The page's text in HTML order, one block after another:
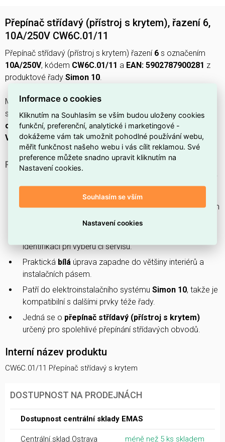
Přepínač střídavý (přístroj s krytem), řazení 6,
10A/250V CW6C.01/11
Přepínač střídavý (přístroj s krytem) řazení 6 s označením
10A/250V, kódem CW6C.01/11 a EAN: 5902787900281 z
produktové řady Simon 10.
Má bílýlesklý povrch, připojení přes
sestavuzákl. prvek s krytemurčenou promontáž pod
omítkus vestavěnou hloubkou25 mm; nominální napětí
V
a spínací proud pro zářivky10 AX.
PROČ SI VYBRAT TENTO PŘEPÍNAČ?
Jmenovité zatížení10 A / 250 Vodpovídá požadavkům
běžných domácích a kancelářských obvodů.
identifikaci při výběru či servisu.
Praktická bílá úprava zapadne do většiny interiérů a
instalačních pásem.
Patří do elektroinstalačního systému Simon 10, takže je
kompatibilní s dalšími prvky téže řady.
Jedná se o přepínač střídavý (přístroj s krytem)
určený pro spolehlivé přepínání střídavých obvodů.
Interní název produktu
CW6C.01/11 Přepínač střídavý s krytem
DOSTUPNOST NA PRODEJNÁCH
Dostupnost centrální sklady EMAS
Centrální sklad Ostrava méně než 5 ks skladem
Informace o cookies
Kliknutím na Souhlasím se vším budou uloženy cookies
funkční, preferenční, analytické i marketingové -
dokážeme vám tak umožnit pohodlné používání webu,
měřit funkčnost našeho webu i vás cílit reklamou. Své
preference můžete snadno upravit kliknutím na
Nastavení cookies.
Souhlasím se vším
Nastavení cookies